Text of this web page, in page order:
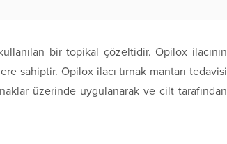
bir topikal çözeltidir. Opilox ilacının
sahiptir. Opilox ilacı tırnak mantarı tedavisi
üzerinde uygulanarak ve cilt tarafından